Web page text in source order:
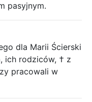
pasyjnym.
dla Marii Ścierski
ich rodziców, † z
pracowali w